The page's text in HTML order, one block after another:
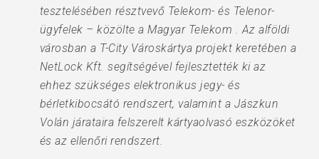
tesztelésében résztvevő Telekom- és Telenor-
ügyfelek – közölte a Magyar Telekom . Az alföldi
városban a T-City Városkártya projekt keretében a
NetLock Kft. segítségével fejlesztették ki az
ehhez szükséges elektronikus jegy- és
bérletkibocsátó rendszert, valamint a Jászkun
Volán járataira felszerelt kártyaolvasó eszközöket
és az ellenőri rendszert.